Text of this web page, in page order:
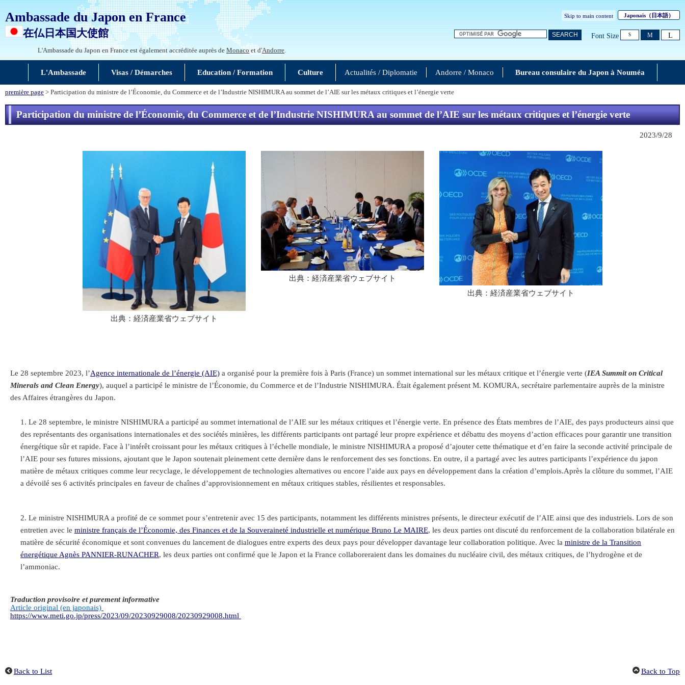
Ambassade du Japon en France
在仏日本国大使館
Skip to main content Japonais（日本語）
SEARCH Font Size S M L
L'Ambassade du Japon en France est également accréditée auprès de Monacoet d'Andorre.
L'Ambassade Visas / Démarches Education / Formation Culture Actualités / Diplomatie Andorre / Monaco Bureau consulaire du Japon à Nouméa
première page > Participation du ministre de l’Économie, du Commerce et de l’Industrie NISHIMURA au sommet de l’AIE sur les métaux critiques et l’énergie verte
Participation du ministre de l’Économie, du Commerce et de l’Industrie NISHIMURA au sommet de l’AIE sur les métaux critiques et l’énergie verte
2023/9/28
出典：経済産業省ウェブサイト
出典：経済産業省ウェブサイト
出典：経済産業省ウェブサイト
Le 28 septembre 2023, l’Agence internationale de l’énergie (AIE) a organisé pour la première fois à Paris (France) un sommet international sur les métaux critique et l’énergie verte (IEA Summit on Critical
Minerals and Clean Energy), auquel a participé le ministre de l’Économie, du Commerce et de l’Industrie NISHIMURA. Était également présent M. KOMURA, secrétaire parlementaire auprès de la ministre
des Affaires étrangères du Japon.
Le 28 septembre, le ministre NISHIMURA a participé au sommet international de l’AIE sur les métaux critiques et l’énergie verte. En présence des États membres de l’AIE, des pays producteurs ainsi que
des représentants des organisations internationales et des sociétés minières, les différents participants ont partagé leur propre expérience et débattu des moyens d’action efficaces pour garantir une transition
énergétique sûr et rapide. Face à l’intérêt croissant pour les métaux critiques à l’échelle mondiale, le ministre NISHIMURA a proposé d’ajouter cette thématique et d’en faire la seconde activité principale de
l’AIE pour ses futures missions, ajoutant que le Japon soutenait pleinement cette dernière dans le renforcement des ses fonctions. En outre, il a partagé avec les autres participants l’expérience du japon
matière de métaux critiques comme leur recyclage, le développement de technologies alternatives ou encore l’aide aux pays en développement dans la création d’emplois.Après la clôture du sommet, l’AIE
a dévoilé ses 6 activités principales en faveur de chaînes d’approvisionnement en métaux critiques stables, résilientes et responsables.
Le ministre NISHIMURA a profité de ce sommet pour s’entretenir avec 15 des participants, notamment les différents ministres présents, le directeur exécutif de l’AIE ainsi que des industriels. Lors de son
entretien avec le ministre français de l’Économie, des Finances et de la Souveraineté industrielle et numérique Bruno Le MAIRE, les deux parties ont discuté du renforcement de la collaboration bilatérale en
matière de sécurité économique et sont convenues du lancement de dialogues entre experts des deux pays pour développer davantage leur collaboration politique. Avec la ministre de la Transition
énergétique Agnès PANNIER-RUNACHER, les deux parties ont confirmé que le Japon et la France collaboreraient dans les domaines du nucléaire civil, des métaux critiques, de l’hydrogène et de
l’ammoniac.
Traduction provisoire et purement informative
Article original (en japonais)
https://www.meti.go.jp/press/2023/09/20230929008/20230929008.html
Back to List Back to Top